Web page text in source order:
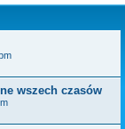
wszech czasów